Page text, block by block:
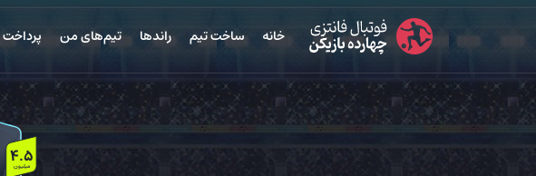
خانه ساخت تیم راندها تیم‌های من پرداخت
4.5
میلیون